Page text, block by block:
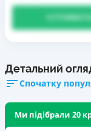
ОТРИМАТИ
Детальний
Спочатку
Ми підібрали 20